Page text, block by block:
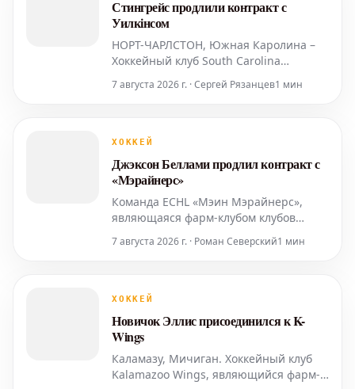
Стингрейс продлили контракт с
Уилкінсом
НОРТ-ЧАРЛСТОН, Южная Каролина –
Хоккейный клуб South Carolina
команд НХЛ Washington Capitals и АХЛ
Джошем Уилкінсом на сезон 2026-27.
7 августа 2026 г. · Сергей Рязанцев1 мин
ХОККЕЙ
Джэксон Беллами продлил контракт с
«Мэрайнерс»
Команда ECHL «Мэин Мэрайнерс»,
являющаяся фарм-клубом клубов
Брюинз» и Американской хоккейной
Джэксоном Беллами. Беллами,
новичком в сезоне 2025-26, провел на
7 августа 2026 г. · Роман Северский1 мин
ХОККЕЙ
Новичок Эллис присоединился к K-
Wings
Каламазу, Мичиган. Хоккейный клуб
Kalamazoo Wings, являющийся фарм-